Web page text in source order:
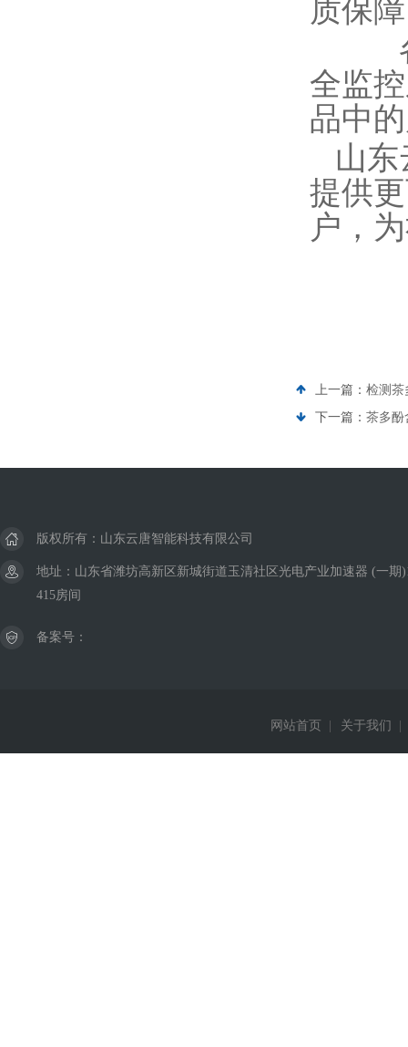
质保
各
全监
品中
山
提供
户，
上一篇： 检测茶
下一篇： 茶多酚
版权所有：山东云唐智能科技有限公司
地址：山东省潍坊高新区新城街道玉清社区光电产业加速器 (一期
415房间
备案号：
网站首页 关于我们